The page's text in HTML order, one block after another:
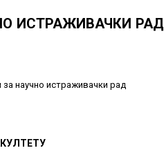
ИСТРАЖИВАЧКИ РАД
за научно истраживачки рад